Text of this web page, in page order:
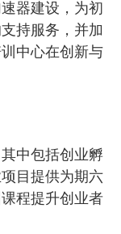
器建设，为初
持服务，并加
中心在创新与
中包括创业孵
目提供为期六
程提升创业者